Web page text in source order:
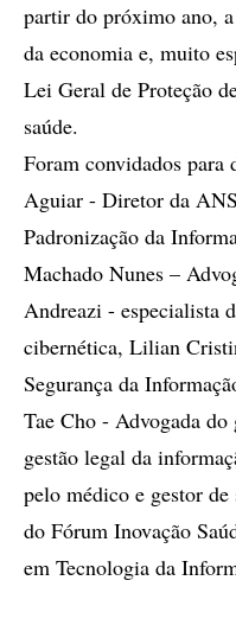
partir do próximo ano,
da economia e, muito
Lei Geral de Proteção
saúde.
Foram convidados para
Aguiar - Diretor da
Padronização da
Machado Nunes –
Andreazi - especialista
cibernética, Lilian
Segurança da
Tae Cho - Advogada
gestão legal da
pelo médico e gestor
do Fórum Inovação
em Tecnologia da